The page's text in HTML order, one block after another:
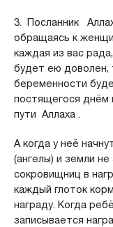
3. Посланник
обращаясь к
каждая из вас
будет ею доволен,
беременности
постящегося днём
пути Аллаха .
А когда у неё
(ангелы) и земли
сокровищниц в
каждый глоток
награду. Когда
записывается